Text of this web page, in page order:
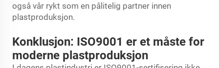
også vår rykt som en pålitelig partner innen
plastproduksjon.
Konklusjon: ISO9001 er et måste for
moderne plastproduksjon